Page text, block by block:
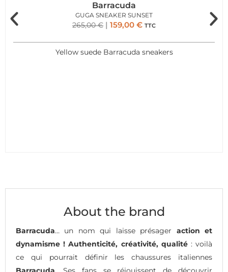
Barracuda
GUGA SNEAKER SUNSET
265,00€ 159,00 € TTC
Yellow suede Barracuda sneakers
About the brand
Barracuda… un nom qui laisse présager action et
dynamisme ! Authenticité, créativité, qualité: voilà
ce qui pourrait définir les chaussures italiennes